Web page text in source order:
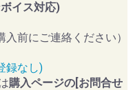
イス対応)
前にご連絡ください）
録なし)
購入ページの[お問合せ